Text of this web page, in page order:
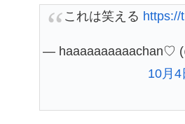
これは笑える https://
— haaaaaaaaaachan♡
10月4